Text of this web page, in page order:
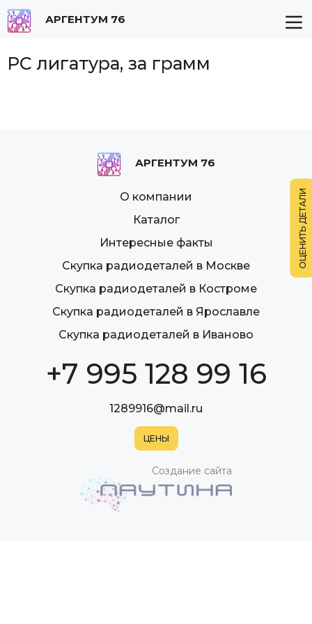
АРГЕНТУМ 76
РС лигатура, за грамм
АРГЕНТУМ 76
О компании
Каталог
Интересные факты
Скупка радиодеталей в Москве
Скупка радиодеталей в Костроме
Скупка радиодеталей в Ярославле
Скупка радиодеталей в Иваново
+7 995 128 99 16
1289916@mail.ru
Создание сайта